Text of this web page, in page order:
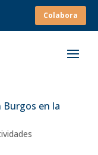
Colabora
en la